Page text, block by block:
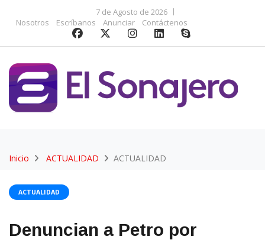
7 de Agosto de 2026
Nosotros
Escríbanos Anunciar Contáctenos
Inicio ACTUALIDAD ACTUALIDAD
ACTUALIDAD
Denuncian a Petro por